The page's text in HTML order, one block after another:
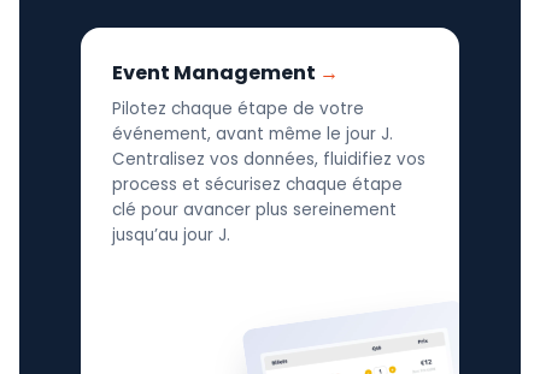
Event Management
Pilotez chaque étape de votre
événement, avant même le jour J.
Centralisez vos données, fluidifiez vos
process et sécurisez chaque étape
clé pour avancer plus sereinement
jusqu’au jour J.